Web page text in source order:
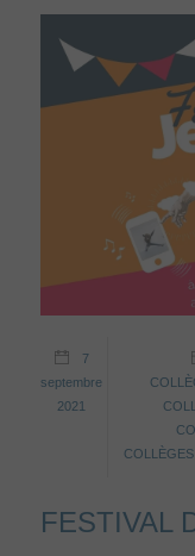
7
septembre
2021
FESTIVAL